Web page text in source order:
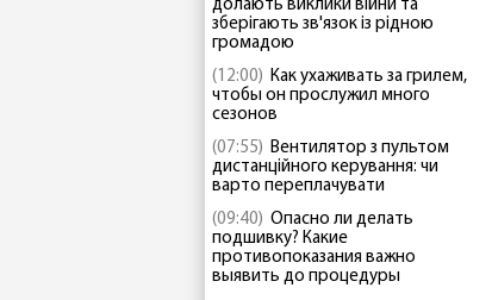
долають виклики війни та
зберігають зв'язок із рідною
громадою
(12:00) Как ухаживать за грилем,
чтобы он прослужил много
сезонов
(07:55) Вентилятор з пультом
дистанційного керування: чи
варто переплачувати
(09:40) Опасно ли делать
подшивку? Какие
противопоказания важно
выявить до процедуры